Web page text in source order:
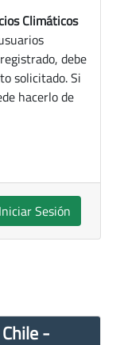
Climáticos
debe
solicitado. Si
hacerlo de
Iniciar Sesión
-